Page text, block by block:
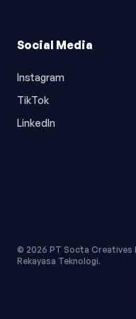
Social Media
Instagram
TikTok
LinkedIn
© 2026 PT Socta Creatives
Rekayasa Teknologi.